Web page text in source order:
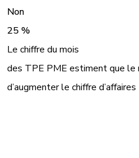
Non
25 %
Le chiffre du mois
des TPE PME estiment que le
d’augmenter le chiffre d’affaires